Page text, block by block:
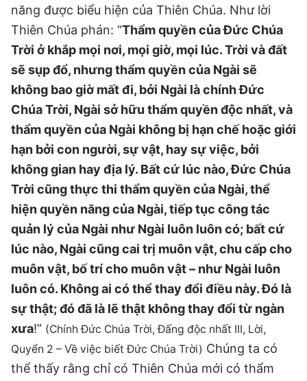
năng được biểu hiện của Thiên Chúa. Như lời
Thiên Chúa phán: “Thẩm quyền của Đức Chúa
Trời ở khắp mọi nơi, mọi giờ, mọi lúc. Trời và đất
sẽ sụp đổ, nhưng thẩm quyền của Ngài sẽ
không bao giờ mất đi, bởi Ngài là chính Đức
Chúa Trời, Ngài sở hữu thẩm quyền độc nhất, và
thẩm quyền của Ngài không bị hạn chế hoặc giới
hạn bởi con người, sự vật, hay sự việc, bởi
không gian hay địa lý. Bất cứ lúc nào, Đức Chúa
Trời cũng thực thi thẩm quyền của Ngài, thể
hiện quyền năng của Ngài, tiếp tục công tác
quản lý của Ngài như Ngài luôn luôn có; bất cứ
lúc nào, Ngài cũng cai trị muôn vật, chu cấp cho
muôn vật, bố trí cho muôn vật – như Ngài luôn
luôn có. Không ai có thể thay đổi điều này. Đó là
sự thật; đó đã là lẽ thật không thay đổi từ ngàn
xưa!” (Chính Đức Chúa Trời, Đấng độc nhất III, Lời,
Quyển 2 – Về việc biết Đức Chúa Trời) Chúng ta có
thể thấy rằng chỉ có Thiên Chúa mới có thẩm